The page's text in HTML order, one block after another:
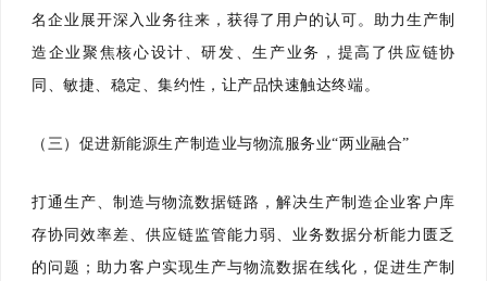
名企业展开深入业务往来，获得了用户的认可。助力生产制
造企业聚焦核心设计、研发、生产业务，提高了供应链协
同、敏捷、稳定、集约性，让产品快速触达终端。
（三）促进新能源生产制造业与物流服务业“两业融合”
打通生产、制造与物流数据链路，解决生产制造企业客户库
存协同效率差、供应链监管能力弱、业务数据分析能力匮乏
的问题；助力客户实现生产与物流数据在线化，促进生产制